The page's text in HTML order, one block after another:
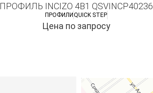
ПРОФИЛЬ INCIZO 4В1 QSVINCP40236
ПРОФИЛИ QUICK STEP
Цена по запросу